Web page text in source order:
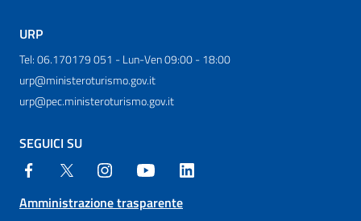
URP
Tel: 06.170179 051 - Lun-Ven 09:00 - 18:00
urp@ministeroturismo.gov.it
urp@pec.ministeroturismo.gov.it
SEGUICI SU
Amministrazione trasparente